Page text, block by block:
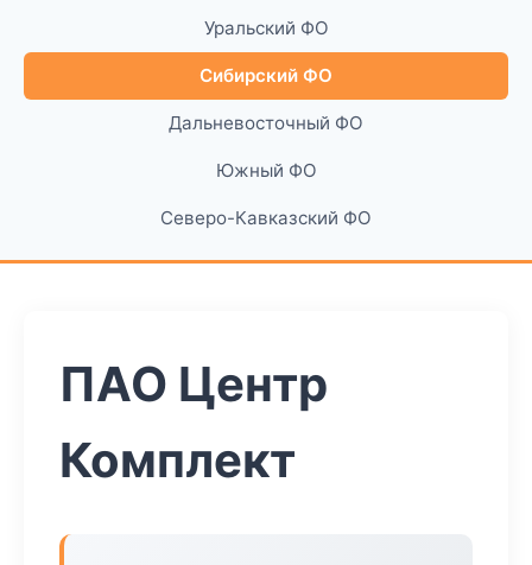
Уральский ФО
Сибирский ФО
Дальневосточный ФО
Южный ФО
Северо-Кавказский ФО
ПАО Центр
Комплект